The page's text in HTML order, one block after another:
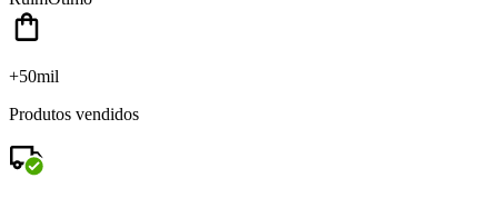
+50mil
Produtos vendidos